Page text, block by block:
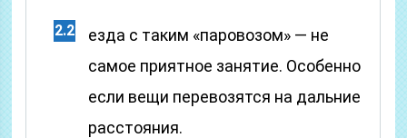
езда с таким «паровозом» — не
самое приятное занятие. Особенно
если вещи перевозятся на дальние
расстояния.